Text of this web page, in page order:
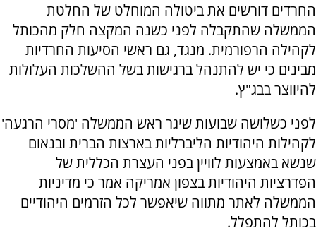
החרדים דורשים את ביטולה המוחלט של החלטת
הממשלה שהתקבלה לפני כשנה המקצה חלק מהכותל
לקהילה הרפורמית. מנגד, גם ראשי הסיעות החרדיות
מבינים כי יש להתנהל ברגישות בשל ההשלכות העלולות
להיווצר בבג"ץ.
לפני כשלושה שבועות שיגר ראש הממשלה 'מסרי הרגעה'
לקהילות היהודיות הליברליות בארצות הברית ובנאום
שנשא באמצעות לוויין בפני העצרת הכללית של
הפדרציות היהודיות בצפון אמריקה אמר כי מדיניות
הממשלה לאתר מתווה שיאפשר לכל הזרמים היהודיים
בכותל להתפלל.